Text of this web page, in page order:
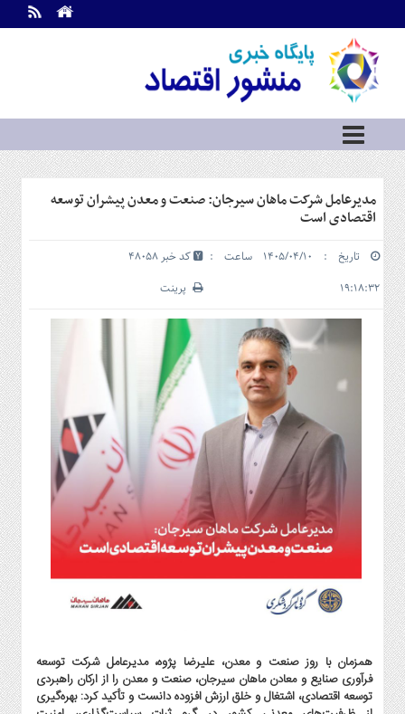
اطلاعات
تماس
ما
درباره
ما
سرویس
ها
خانه
سرمایه
و
بورس
و
شهری
گاز
و
پتروشیمی
و
خودرو
آپ
و
فن
آوری
،
بیمه
و
مدیرعامل شرکت ماهان سیرجان: صنعت و معدن پیشران توسعه
اقتصادی است
تاریخ : ۱۴۰۵/۰۴/۱۰ ساعت :
۱۹:۱۸:۳۲
کد خبر 48058
پرینت
همزمان با روز صنعت و معدن، علیرضا پژوه، مدیرعامل شرکت توسعه
فرآوری صنایع و معادن ماهان سیرجان، صنعت و معدن را از ارکان راهبردی
توسعه اقتصادی، اشتغال و خلق ارزش افزوده دانست و تأکید کرد: بهره‌گیری